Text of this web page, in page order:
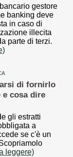
gestore
banking deve
in caso di
illecita
parte di terzi.
di fornirlo
e cosa dire
gli estratti
a
se c'è un
leggere)